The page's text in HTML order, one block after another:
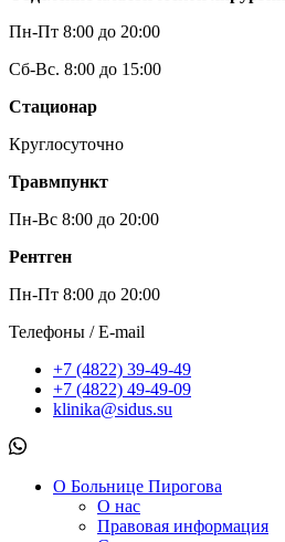
Пн-Пт 8:00 до 20:00
Сб-Вс. 8:00 до 15:00
Стационар
Круглосуточно
Травмпункт
Пн-Вс 8:00 до 20:00
Рентген
Пн-Пт 8:00 до 20:00
Телефоны / E-mail
+7 (4822) 39-49-49
+7 (4822) 49-49-09
klinika@sidus.su
О Больнице Пирогова
О нас
Правовая информация